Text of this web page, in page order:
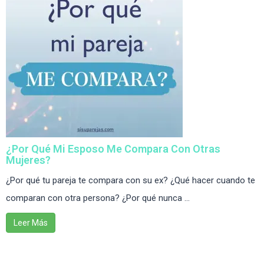
¿Por Qué Mi Esposo Me Compara Con Otras
Mujeres?
¿Por qué tu pareja te compara con su ex? ¿Qué hacer cuando te
comparan con otra persona? ¿Por qué nunca ...
Leer Más